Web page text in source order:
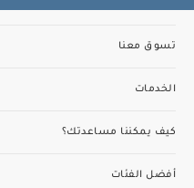
تسوق معنا
الخدمات
كيف يمكننا مساعدتك؟
أفضل الفئات